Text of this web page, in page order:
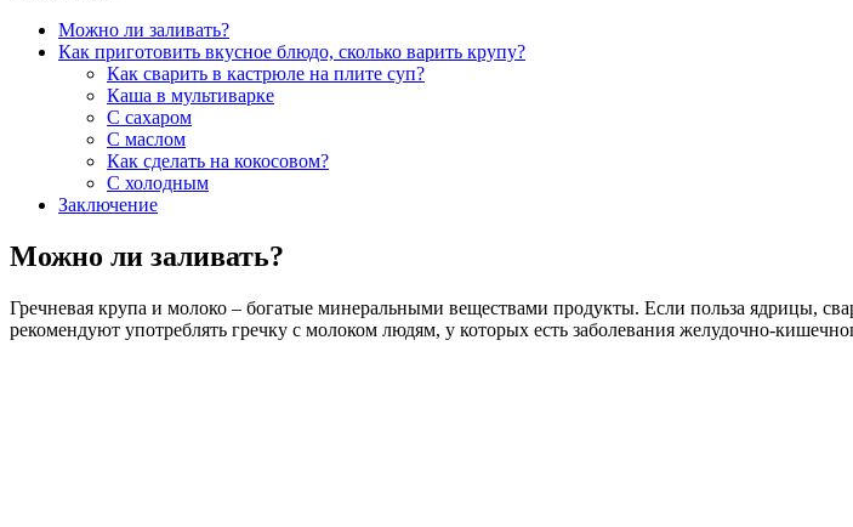
Можно ли заливать?
Как приготовить вкусное блюдо, сколько варить крупу?
Как сварить в кастрюле на плите суп?
Каша в мультиварке
С сахаром
С маслом
Как сделать на кокосовом?
С холодным
Заключение
Можно ли заливать?
Гречневая крупа и молоко – богатые минеральными веществами продукты. Если польза ядрицы,
рекомендуют употреблять гречку с молоком людям, у которых есть заболевания желудочно-